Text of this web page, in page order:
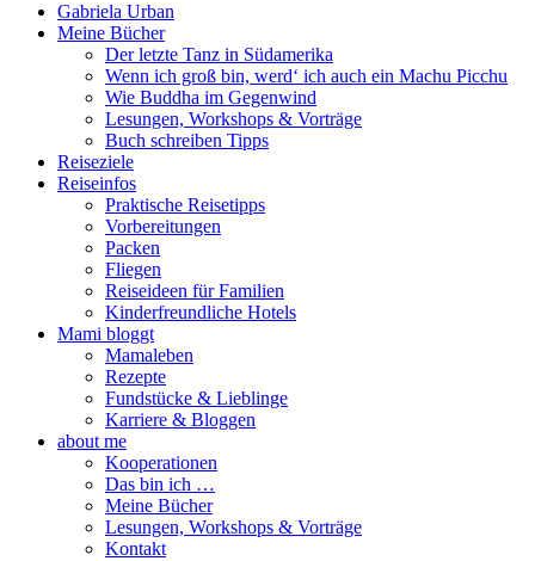
Gabriela Urban
Meine Bücher
Der letzte Tanz in Südamerika
Wenn ich groß bin, werd‘ ich auch ein Machu Picchu
Wie Buddha im Gegenwind
Lesungen, Workshops & Vorträge
Buch schreiben Tipps
Reiseziele
Reiseinfos
Praktische Reisetipps
Vorbereitungen
Packen
Fliegen
Reiseideen für Familien
Kinderfreundliche Hotels
Mami bloggt
Mamaleben
Rezepte
Fundstücke & Lieblinge
Karriere & Bloggen
about me
Kooperationen
Das bin ich …
Meine Bücher
Lesungen, Workshops & Vorträge
Kontakt